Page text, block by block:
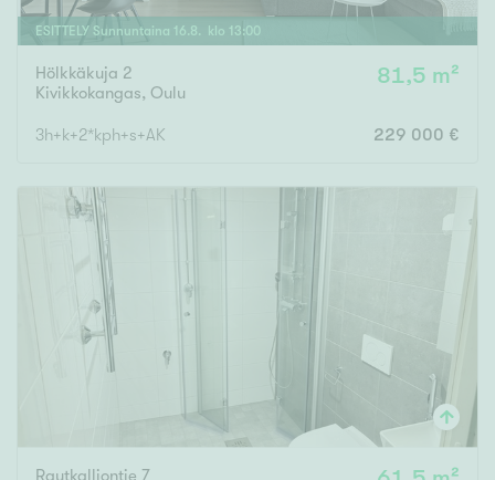
ESITTELY Sunnuntaina 16. 8 . klo 13:00
Hölkkäkuja 2
Kivikkokangas, Oulu
81,5 m²
3h+k+2*kph+s+AK 229 000 €
Rautkalliontie 7